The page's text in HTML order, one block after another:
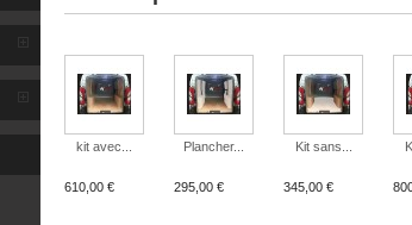
kit avec...
610,00 €
Plancher...
295,00 €
Kit sans...
345,00 €